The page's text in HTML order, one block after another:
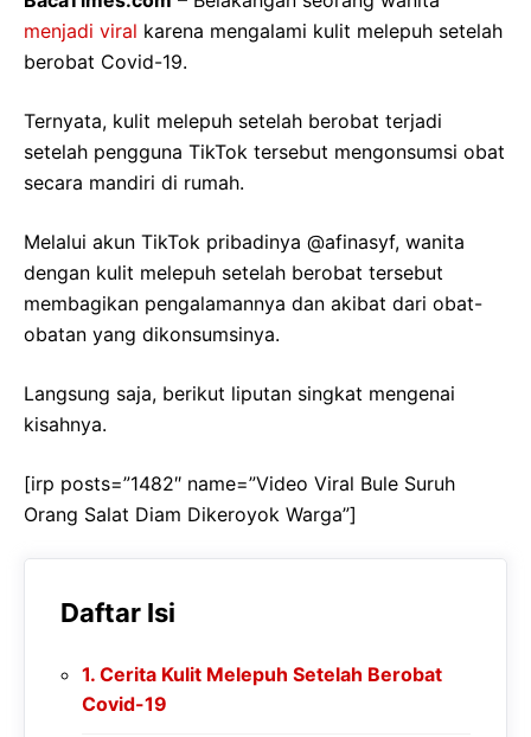
menjadi viral karena mengalami kulit melepuh setelah
berobat Covid-19.
Ternyata, kulit melepuh setelah berobat terjadi
setelah pengguna TikTok tersebut mengonsumsi obat
secara mandiri di rumah.
Melalui akun TikTok pribadinya @afinasyf, wanita
dengan kulit melepuh setelah berobat tersebut
membagikan pengalamannya dan akibat dari obat-
obatan yang dikonsumsinya.
Langsung saja, berikut liputan singkat mengenai
kisahnya.
[irp posts=”1482″ name=”Video Viral Bule Suruh
Orang Salat Diam Dikeroyok Warga”]
Daftar Isi
Cerita Kulit Melepuh Setelah Berobat
Covid-19